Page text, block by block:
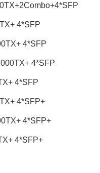
4*SFP
4*SFP
4*SFP
4*SFP
4*SFP+
4*SFP+
4*SFP+